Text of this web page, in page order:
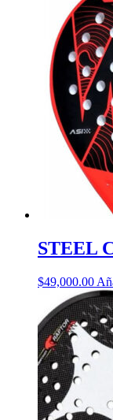
STEEL
$49,000.00